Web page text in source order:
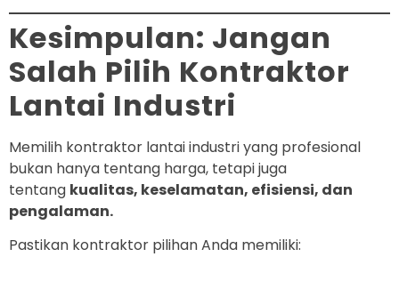
Kesimpulan: Jangan
Salah Pilih Kontraktor
Lantai Industri
Memilih kontraktor lantai industri yang profesional
bukan hanya tentang harga, tetapi juga
tentang kualitas, keselamatan, efisiensi, dan
pengalaman.
Pastikan kontraktor pilihan Anda memiliki: